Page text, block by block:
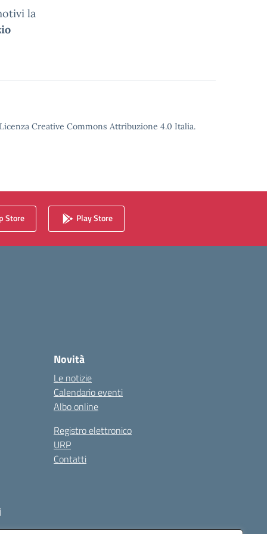
la
Creative Commons Attribuzione 4.0 Italia.
Store Play Store
Novità
Le notizie
Calendario eventi
Albo online
Registro elettronico
URP
Contatti